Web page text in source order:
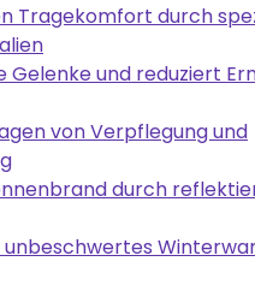
Tragekomfort durch
Gelenke und reduziert
von Verpflegung und
durch
unbeschwertes